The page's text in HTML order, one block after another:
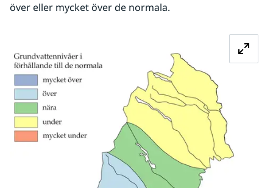
över eller mycket över de normala.